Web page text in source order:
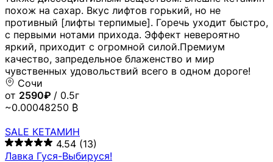
похож на сахар. Вкус лифтов горький, но не
противный [лифты терпимые]. Горечь уходит быстро,
с первыми нотами прихода. Эффект невероятно
яркий, приходит с огромной силой.Премиум
качество, запредельное блаженство и мир
чувственных удовольствий всего в одном дороге!
Сочи
от 2590₽ / 0.5г
~0.00048250 ₿
SALE КЕТАМИН
4.54 (13)
Лавка Гуся-Выбируся!